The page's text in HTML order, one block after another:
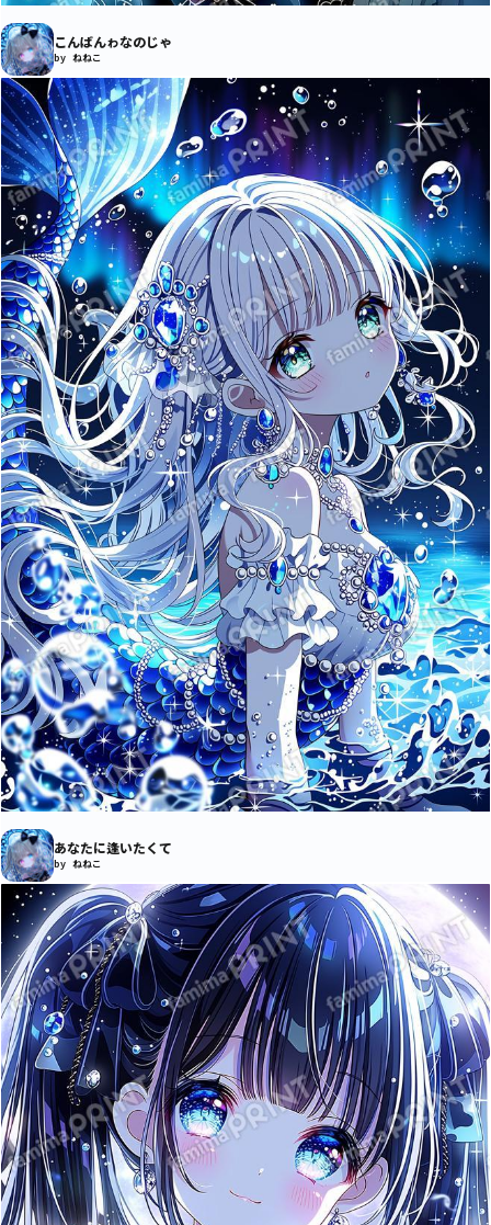
こんばんゎなのじゃ
by ねねこ
あなたに逢いたくて
by ねねこ